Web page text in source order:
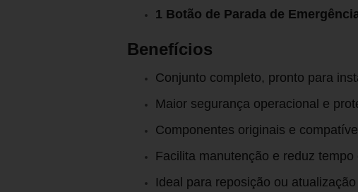
1 Botão de Parada de
Benefícios
Conjunto completo, pronto para
Maior segurança operacional e
Componentes originais e
Facilita manutenção e reduz
Ideal para reposição ou